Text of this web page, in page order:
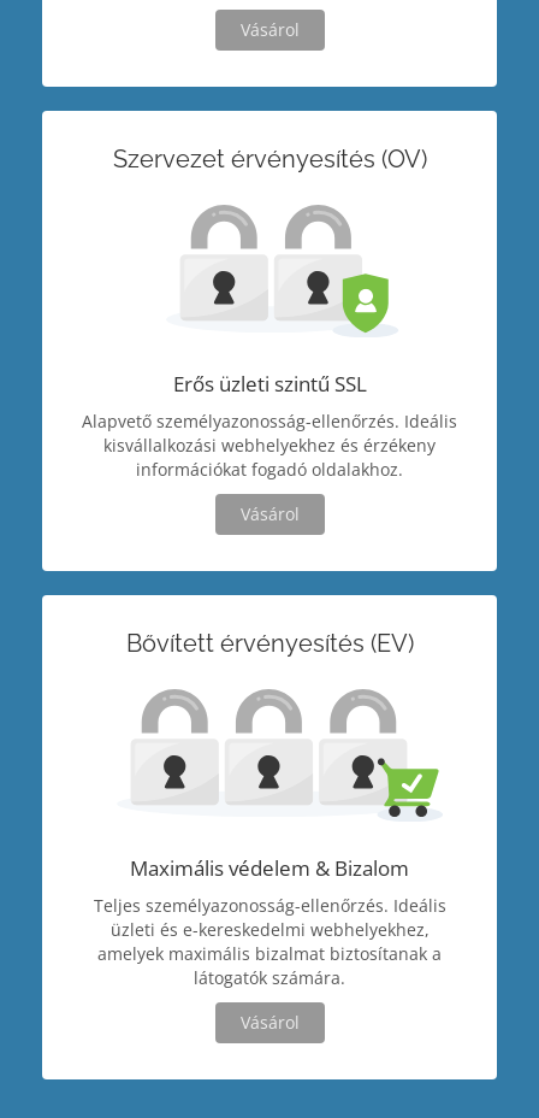
Vásárol
Szervezet érvényesítés (OV)
Erős üzleti szintű SSL
Alapvető személyazonosság-ellenőrzés. Ideális
kisvállalkozási webhelyekhez és érzékeny
információkat fogadó oldalakhoz.
Vásárol
Bővített érvényesítés (EV)
Maximális védelem & Bizalom
Teljes személyazonosság-ellenőrzés. Ideális
üzleti és e-kereskedelmi webhelyekhez,
amelyek maximális bizalmat biztosítanak a
látogatók számára.
Vásárol